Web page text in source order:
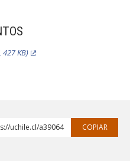
427 KB)
uchile.cl/a39064 COPIAR